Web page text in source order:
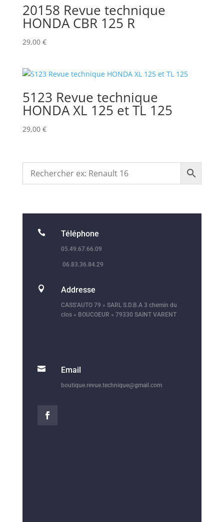
20158 Revue technique
HONDA CBR 125 R
29,00 €
5123 Revue technique
HONDA XL 125 et TL 125
29,00 €
 Téléphone
05.49.67.66.09
06.83.36.84.29
 Addresse
CASS’AUTO 79 » SARL S.D.B.A 3 chemin du
clos « BOUCOEUR » 79330 SAINT VARENT
 Email
boutique.revue.technique@gmail.com